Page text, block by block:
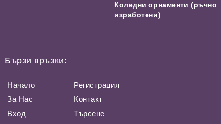
Коледни орнаменти (ръчно
изработени)
Бързи връзки:
Начало
За Нас
Вход
Регистрация
Контакт
Търсене